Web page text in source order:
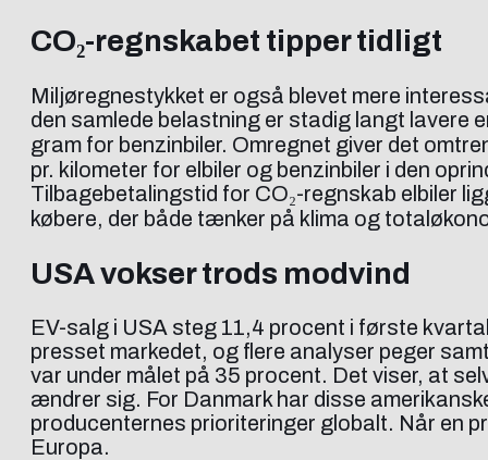
CO₂-regnskabet tipper tidligt
Miljøregnestykket er også blevet mere
den samlede belastning er stadig langt lavere
gram for benzinbiler. Omregnet giver det
pr. kilometer for elbiler og benzinbiler i den
Tilbagebetalingstid for CO₂-regnskab elbiler
købere, der både tænker på klima og
USA vokser trods modvind
EV-salg i USA steg 11,4 procent i første
presset markedet, og flere analyser peger
var under målet på 35 procent. Det viser, at
ændrer sig. For Danmark har disse
producenternes prioriteringer globalt. Når en
Europa.